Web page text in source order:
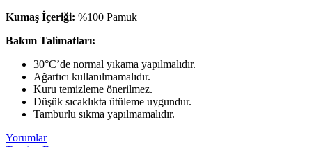
Kumaş İçeriği: %100 Pamuk
Bakım Talimatları:
30°C’de normal yıkama yapılmalıdır.
Ağartıcı kullanılmamalıdır.
Kuru temizleme önerilmez.
Düşük sıcaklıkta ütüleme uygundur.
Tamburlu sıkma yapılmamalıdır.
Yorumlar